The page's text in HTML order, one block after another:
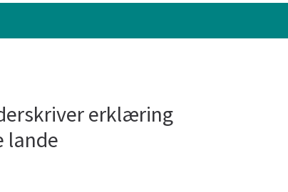
erklæring
lande